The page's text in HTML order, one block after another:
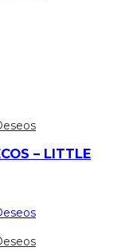
– LITTLE